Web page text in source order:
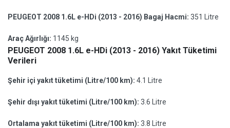
PEUGEOT 2008 1.6L e-HDi (2013 - 2016) Bagaj Hacmi: 351 Litre
Araç Ağırlığı: 1145 kg
PEUGEOT 2008 1.6L e-HDi (2013 - 2016) Yakıt Tüketimi
Verileri
Şehir içi yakıt tüketimi (Litre/100 km): 4.1 Litre
Şehir dışı yakıt tüketimi (Litre/100 km): 3.6 Litre
Ortalama yakıt tüketimi (Litre/100 km): 3.8 Litre